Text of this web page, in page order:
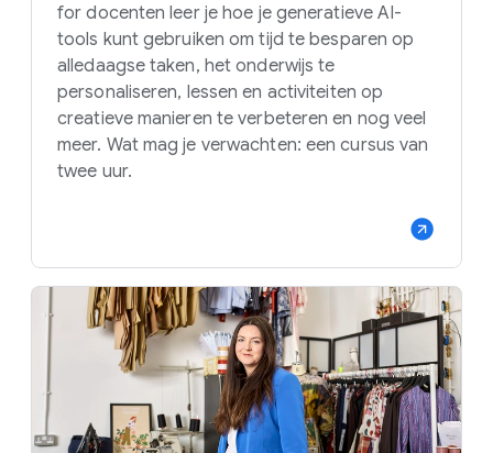
for docenten leer je hoe je generatieve AI-
tools kunt gebruiken om tijd te besparen op
alledaagse taken, het onderwijs te
personaliseren, lessen en activiteiten op
creatieve manieren te verbeteren en nog veel
meer. Wat mag je verwachten: een cursus van
twee uur.